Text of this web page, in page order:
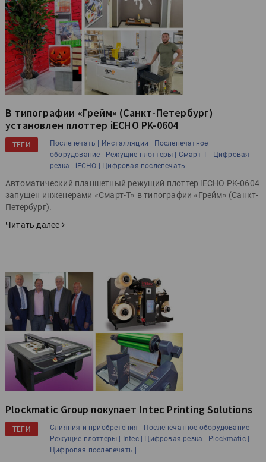
В типографии «Грейм» (Санкт-Петербург)
установлен плоттер iECHO PK-0604
ТЕГИ Послепечать | Инсталляции |
Послепечатное
оборудование |
Режущие плоттеры | Смарт-Т |
Цифровая
резка |
iECHO | Цифровая послепечать |
Автоматический планшетный режущий плоттер iECHO PK-0604
запущен инженерами «Смарт-Т» в типографии «Грейм» (Санкт-
Петербург).
Читать далее
Plockmatic Group покупает Intec Printing Solutions
ТЕГИ Слияния и приобретения |
Послепечатное оборудование |
Режущие плоттеры |
Intec | Цифровая резка |
Plockmatic |
Цифровая послепечать |